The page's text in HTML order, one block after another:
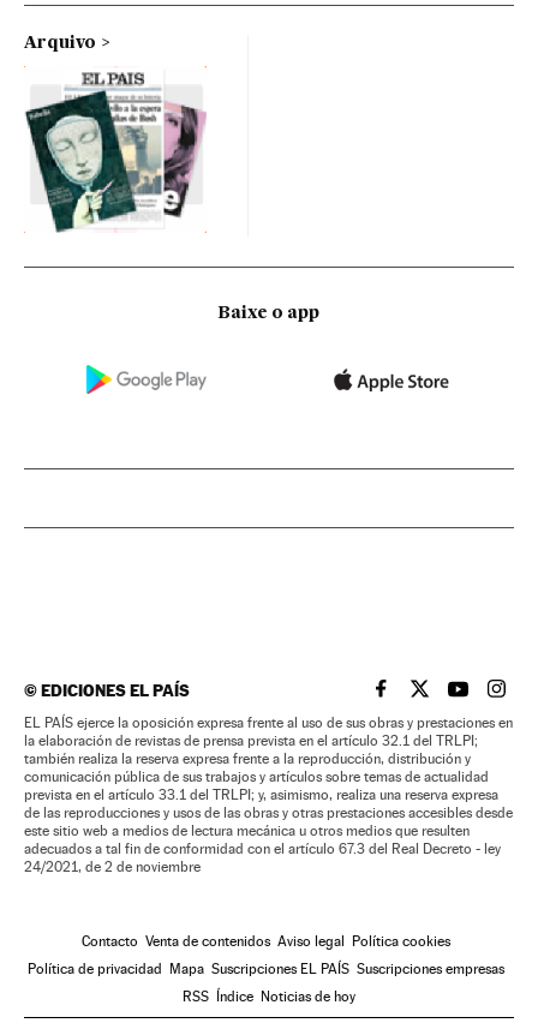
Arquivo
Baixe o app
©EDICIONES EL PAÍS EL PAÍS BRASIL EN
EL PAÍSEL PAÍS
EL
EL PAÍS ejerce la oposición expresa frente al uso de sus obras y prestaciones en
la elaboración de revistas de prensa prevista en el artículo 32.1 del TRLPI;
también realiza la reserva expresa frente a la reproducción, distribución y
comunicación pública de sus trabajos y artículos sobre temas de actualidad
prevista en el artículo 33.1 del TRLPI; y, asimismo, realiza una reserva expresa
de las reproducciones y usos de las obras y otras prestaciones accesibles desde
este sitio web a medios de lectura mecánica u otros medios que resulten
adecuados a tal fin de conformidad con el artículo 67.3 del Real Decreto - ley
24/2021, de 2 de noviembre
Contacto Venta de contenidos Aviso legal Política cookies
Política de privacidad Mapa Suscripciones EL PAÍS Suscripciones empresas
RSS Índice Noticias de hoy